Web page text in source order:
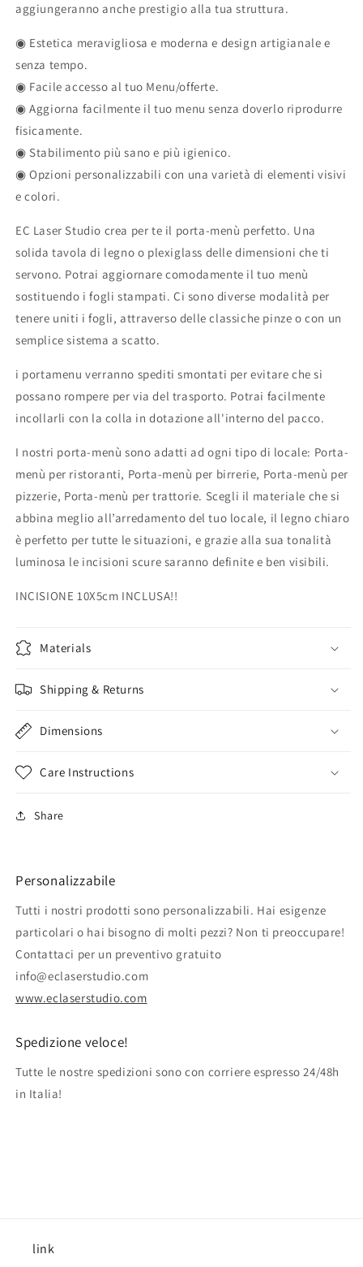
aggiungeranno anche prestigio alla tua struttura.
◉ Estetica meravigliosa e moderna e design artigianale e
senza tempo.
◉ Facile accesso al tuo Menu/offerte.
◉ Aggiorna facilmente il tuo menu senza doverlo riprodurre
fisicamente.
◉ Stabilimento più sano e più igienico.
◉ Opzioni personalizzabili con una varietà di elementi visivi
e colori.
EC Laser Studio crea per te il porta-menù perfetto. Una
solida tavola di legno o plexiglass delle dimensioni che ti
servono. Potrai aggiornare comodamente il tuo menù
sostituendo i fogli stampati. Ci sono diverse modalità per
tenere uniti i fogli, attraverso delle classiche pinze o con un
semplice sistema a scatto.
i portamenu verranno spediti smontati per evitare che si
possano rompere per via del trasporto. Potrai facilmente
incollarli con la colla in dotazione all'interno del pacco.
I nostri porta-menù sono adatti ad ogni tipo di locale: Porta-
menù per ristoranti, Porta-menù per birrerie, Porta-menù per
pizzerie, Porta-menù per trattorie. Scegli il materiale che si
abbina meglio all’arredamento del tuo locale, il legno chiaro
è perfetto per tutte le situazioni, e grazie alla sua tonalità
luminosa le incisioni scure saranno definite e ben visibili.
INCISIONE 10X5cm INCLUSA!!
Materials
Shipping & Returns
Dimensions
Care Instructions
Share
Personalizzabile
Tutti i nostri prodotti sono personalizzabili. Hai esigenze
particolari o hai bisogno di molti pezzi? Non ti preoccupare!
Contattaci per un preventivo gratuito
info@eclaserstudio.com
www.eclaserstudio.com
Spedizione veloce!
Tutte le nostre spedizioni sono con corriere espresso 24/48h
in Italia!
link